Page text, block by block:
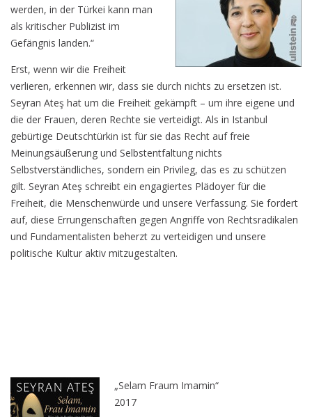
werden, in der Türkei kann man
als kritischer Publizist im
Gefängnis landen.“
Erst, wenn wir die Freiheit
verlieren, erkennen wir, dass sie durch nichts zu ersetzen ist.
Seyran Ateş hat um die Freiheit gekämpft – um ihre eigene und
die der Frauen, deren Rechte sie verteidigt. Als in Istanbul
gebürtige Deutschtürkin ist für sie das Recht auf freie
Meinungsäußerung und Selbstentfaltung nichts
Selbstverständliches, sondern ein Privileg, das es zu schützen
gilt. Seyran Ateş schreibt ein engagiertes Plädoyer für die
Freiheit, die Menschenwürde und unsere Verfassung. Sie fordert
auf, diese Errungenschaften gegen Angriffe von Rechtsradikalen
und Fundamentalisten beherzt zu verteidigen und unsere
politische Kultur aktiv mitzugestalten.
„Selam Fraum Imamin“
2017